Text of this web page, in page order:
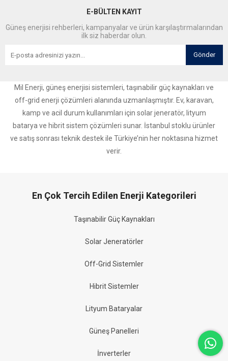
E-BÜLTEN KAYIT
Güneş enerjisi rehberleri, kampanyalar ve ürün karşılaştırmalarından
ilk siz haberdar olun.
Gönder
Mil Enerji, güneş enerjisi sistemleri, taşınabilir güç kaynakları ve
off-grid enerji çözümleri alanında uzmanlaşmıştır. Ev, karavan,
kamp ve acil durum kullanımları için solar jeneratör, lityum
batarya ve hibrit sistem çözümleri sunar. İstanbul stoklu ürünler
ve satış sonrası teknik destek ile Türkiye’nin her noktasına hizmet
verir.
En Çok Tercih Edilen Enerji Kategorileri
Taşınabilir Güç Kaynakları
Solar Jeneratörler
Off-Grid Sistemler
Hibrit Sistemler
Lityum Bataryalar
Güneş Panelleri
İnverterler